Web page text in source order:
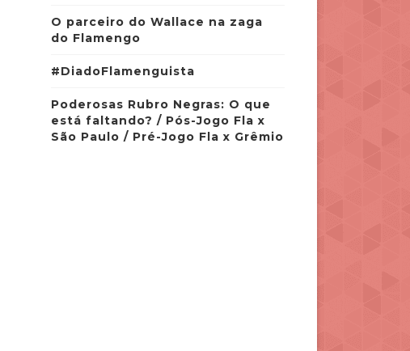
O parceiro do Wallace na zaga
do Flamengo
#DiadoFlamenguista
Poderosas Rubro Negras: O que
está faltando? / Pós-Jogo Fla x
São Paulo / Pré-Jogo Fla x Grêmio